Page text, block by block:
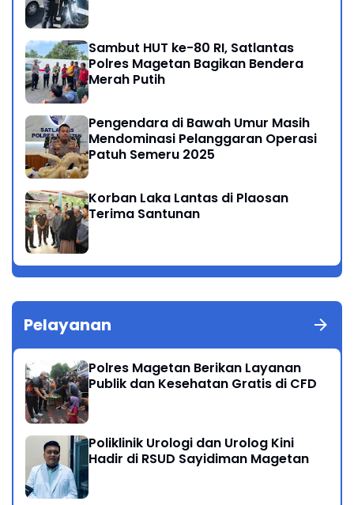
Sambut HUT ke-80 RI, Satlantas
Polres Magetan Bagikan Bendera
Merah Putih
Pengendara di Bawah Umur Masih
Mendominasi Pelanggaran Operasi
Patuh Semeru 2025
Korban Laka Lantas di Plaosan
Terima Santunan
Pelayanan
Polres Magetan Berikan Layanan
Publik dan Kesehatan Gratis di CFD
Poliklinik Urologi dan Urolog Kini
Hadir di RSUD Sayidiman Magetan